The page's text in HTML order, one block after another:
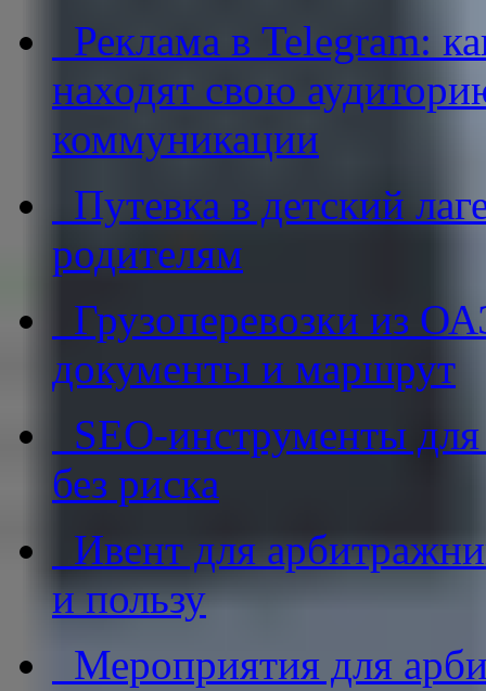
Реклама в Telegram:
находят свою
коммуникации
Путевка в детский
родителям
Грузоперевозки из
документы и маршрут
SEO-инструменты
без риска
Ивент для
и пользу
Мероприятия для